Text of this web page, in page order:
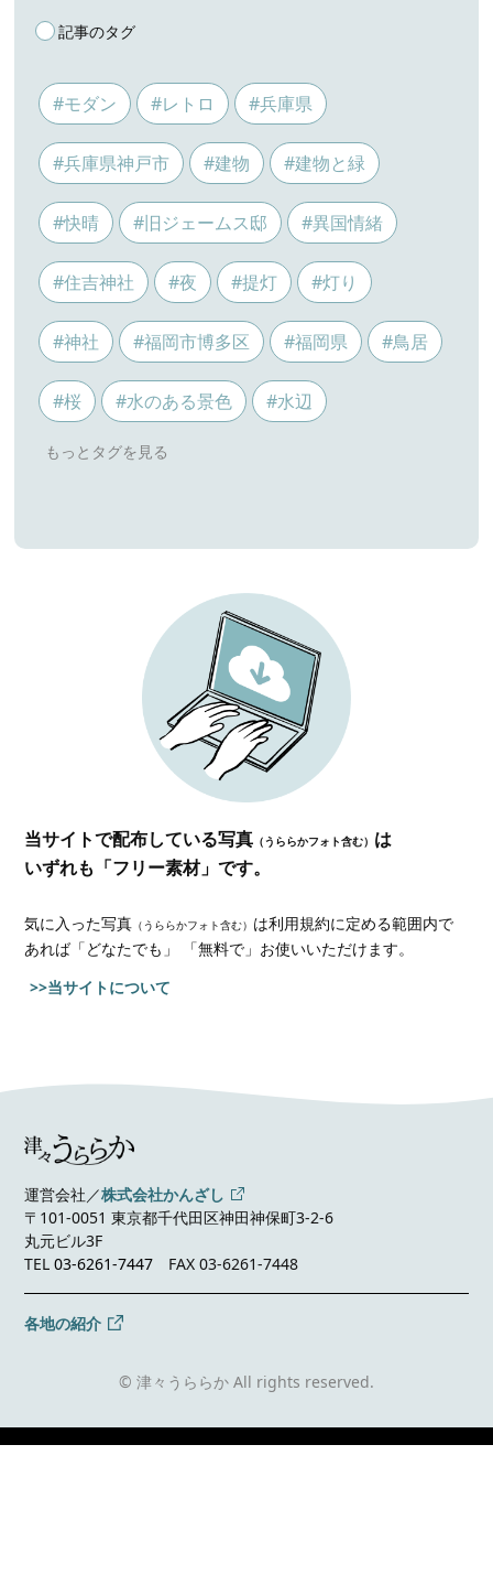
記事のタグ
#モダン #レトロ #兵庫県
#兵庫県神戸市 #建物 #建物と緑
#快晴 #旧ジェームス邸 #異国情緒
#住吉神社 #夜 #提灯 #灯り
#神社 #福岡市博多区 #福岡県 #鳥居
#桜 #水のある景色 #水辺
当サイトで配布している写真 （うららかフォト含む） は
いずれも「フリー素材」です。
気に入った写真 （うららかフォト含む） は利用規約に定める範囲内で
あれば「どなたでも」 「無料で」お使いいただけます。
>>当サイトについて
運営会社／株式会社かんざし
〒101-0051 東京都千代田区神田神保町3-2-6
丸元ビル3F
TEL03-6261-7447 FAX 03-6261-7448
各地の紹介
© 津々うららか All rights reserved.